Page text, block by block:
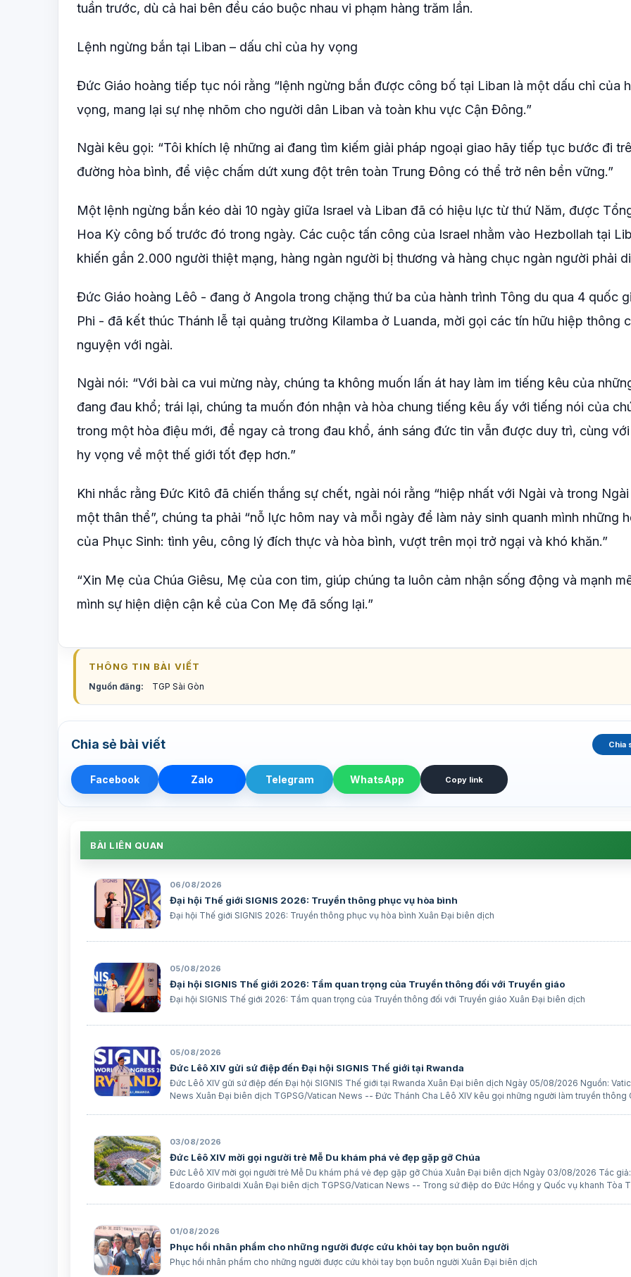
tuần trước, dù cả hai bên đều cáo buộc nhau vi phạm hàng trăm lần.
Lệnh ngừng bắn tại Liban – dấu chỉ của hy vọng
Đức Giáo hoàng tiếp tục nói rằng “lệnh ngừng bắn được công bố tại Liban là một dấu chỉ của
vọng, mang lại sự nhẹ nhõm cho người dân Liban và toàn khu vực Cận Đông.”
Ngài kêu gọi: “Tôi khích lệ những ai đang tìm kiếm giải pháp ngoại giao hãy tiếp tục bước đi
đường hòa bình, để việc chấm dứt xung đột trên toàn Trung Đông có thể trở nên bền vững.”
Một lệnh ngừng bắn kéo dài 10 ngày giữa Israel và Liban đã có hiệu lực từ thứ Năm, được
Hoa Kỳ công bố trước đó trong ngày. Các cuộc tấn công của Israel nhằm vào Hezbollah tại
khiến gần 2.000 người thiệt mạng, hàng ngàn người bị thương và hàng chục ngàn người phải
Đức Giáo hoàng Lêô - đang ở Angola trong chặng thứ ba của hành trình Tông du qua 4 quốc
Phi - đã kết thúc Thánh lễ tại quảng trường Kilamba ở Luanda, mời gọi các tín hữu hiệp thông
nguyện với ngài.
Ngài nói: “Với bài ca vui mừng này, chúng ta không muốn lấn át hay làm im tiếng kêu của
đang đau khổ; trái lại, chúng ta muốn đón nhận và hòa chung tiếng kêu ấy với tiếng nói của
trong một hòa điệu mới, để ngay cả trong đau khổ, ánh sáng đức tin vẫn được duy trì, cùng
hy vọng về một thế giới tốt đẹp hơn.”
Khi nhắc rằng Đức Kitô đã chiến thắng sự chết, ngài nói rằng “hiệp nhất với Ngài và trong
một thân thể”, chúng ta phải “nỗ lực hôm nay và mỗi ngày để làm nảy sinh quanh mình những
của Phục Sinh: tình yêu, công lý đích thực và hòa bình, vượt trên mọi trở ngại và khó khăn.”
“Xin Mẹ của Chúa Giêsu, Mẹ của con tim, giúp chúng ta luôn cảm nhận sống động và mạnh
mình sự hiện diện cận kề của Con Mẹ đã sống lại.”
THÔNG TIN BÀI VIẾT
Nguồn đăng: TGP Sài Gòn
Chia sẻ bài viết Chia
Facebook Zalo Telegram WhatsApp Copy link
BÀI LIÊN QUAN
06/08/2026
Đại hội Thế giới SIGNIS 2026: Truyền thông phục vụ hòa bình
Đại hội Thế giới SIGNIS 2026: Truyền thông phục vụ hòa bình Xuân Đại biên dịch
05/08/2026
Đại hội SIGNIS Thế giới 2026: Tầm quan trọng của Truyền thông đối với Truyền giáo
Đại hội SIGNIS Thế giới 2026: Tầm quan trọng của Truyền thông đối với Truyền giáo Xuân Đại biên dịch
05/08/2026
Đức Lêô XIV gửi sứ điệp đến Đại hội SIGNIS Thế giới tại Rwanda
Đức Lêô XIV gửi sứ điệp đến Đại hội SIGNIS Thế giới tại Rwanda Xuân Đại biên dịch Ngày 05/08/2026 Nguồn:
News Xuân Đại biên dịch TGPSG/Vatican News -- Đức Thánh Cha Lêô XIV kêu gọi những người làm truyền thông
03/08/2026
Đức Lêô XIV mời gọi người trẻ Mễ Du khám phá vẻ đẹp gặp gỡ Chúa
Đức Lêô XIV mời gọi người trẻ Mễ Du khám phá vẻ đẹp gặp gỡ Chúa Xuân Đại biên dịch Ngày 03/08/2026 Tác giả:
Edoardo Giribaldi Xuân Đại biên dịch TGPSG/Vatican News -- Trong sứ điệp do Đức Hồng y Quốc vụ khanh Tòa
01/08/2026
Phục hồi nhân phẩm cho những người được cứu khỏi tay bọn buôn người
Phục hồi nhân phẩm cho những người được cứu khỏi tay bọn buôn người Xuân Đại biên dịch